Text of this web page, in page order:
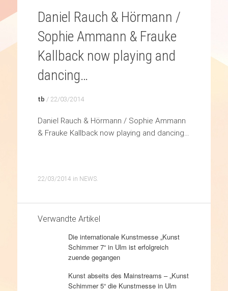
SPRINGEN
Daniel Rauch & Hörmann /
Sophie Ammann & Frauke
Kallback now playing and
dancing…
tb / 22/03/2014
Daniel Rauch & Hörmann / Sophie Ammann
& Frauke Kallback now playing and dancing…
22/03/2014 in NEWS.
Verwandte Artikel
Die internationale Kunstmesse „Kunst
Schimmer 7“ in Ulm ist erfolgreich
zuende gegangen
Kunst abseits des Mainstreams – „Kunst
Schimmer 5“ die Kunstmesse in Ulm